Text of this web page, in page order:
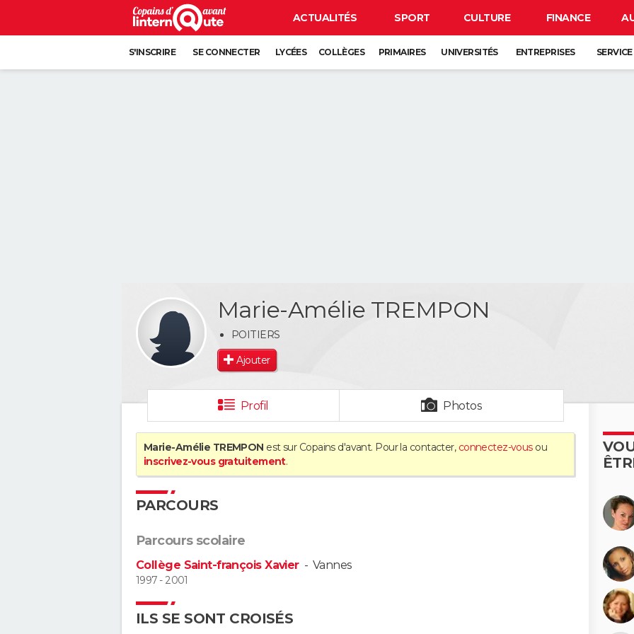
ACTUALITÉS SPORT CULTURE FINANCE
S'INSCRIRE SE CONNECTER LYCÉES COLLÈGES PRIMAIRES UNIVERSITÉS ENTREPRISES
Marie-Amélie TREMPON
POITIERS
Ajouter
Profil Photos
Marie-Amélie TREMPON est sur Copains d'avant. Pour la contacter, connectez-vousou
inscrivez-vous gratuitement.
PARCOURS
Parcours scolaire
Collège Saint-françois Xavier- Vannes
1997 - 2001
ILS SE SONT CROISÉS